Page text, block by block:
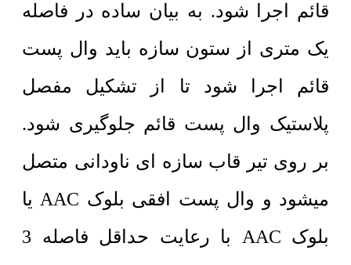
قائم اجرا شود. به بیان ساده در فاصله
یک متری از ستون سازه باید وال پست
قائم اجرا شود تا از تشکیل مفصل
پلاستیک وال پست قائم جلوگیری شود.
بر روی تیر قاب سازه ای ناودانی متصل
میشود و وال پست افقی بلوک AAC یا
بلوک AAC با رعایت حداقل فاصله 3